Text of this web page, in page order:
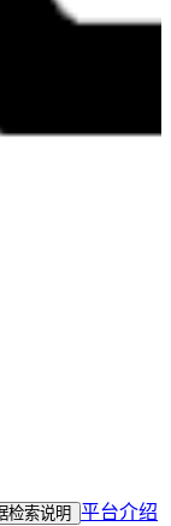
检索说明 平台介绍